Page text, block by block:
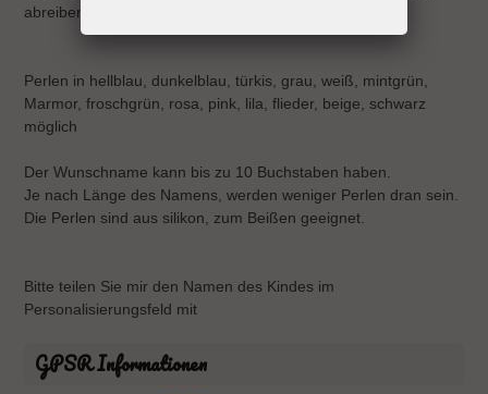
abreiben.
Perlen in hellblau, dunkelblau, türkis, grau, weiß, mintgrün,
Marmor, froschgrün, rosa, pink, lila, flieder, beige, schwarz
möglich
Der Wunschname kann bis zu 10 Buchstaben haben.
Je nach Länge des Namens, werden weniger Perlen dran sein.
Die Perlen sind aus silikon, zum Beißen geeignet.
Bitte teilen Sie mir den Namen des Kindes im
Personalisierungsfeld mit
GPSR Informationen